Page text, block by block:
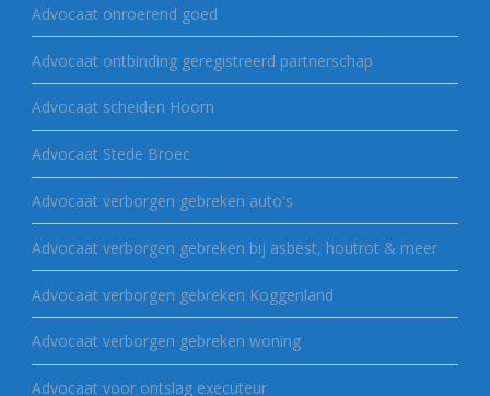
Advocaat onroerend goed
Advocaat ontbinding geregistreerd partnerschap
Advocaat scheiden Hoorn
Advocaat Stede Broec
Advocaat verborgen gebreken auto's
Advocaat verborgen gebreken bij asbest, houtrot & meer
Advocaat verborgen gebreken Koggenland
Advocaat verborgen gebreken woning
Advocaat voor ontslag executeur